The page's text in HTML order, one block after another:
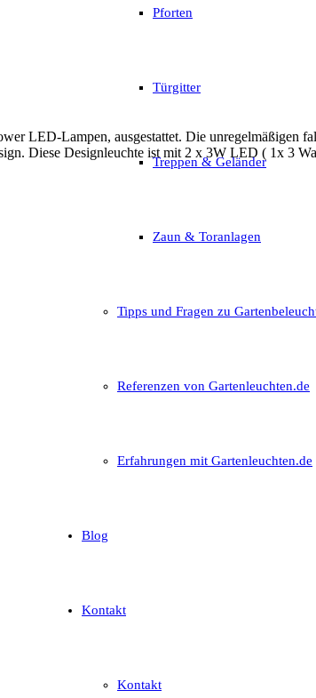
Pforten
Türgitter
Treppen & Geländer
Zaun & Toranlagen
Tipps und Fragen zu
Referenzen von Gartenleuchten.de
Erfahrungen mit Gartenleuchten.de
Blog
Kontakt
Kontakt
LED-Lampen, ausgestattet. Die unregelmäßigen
Diese Designleuchte ist mit 2 x 3W LED ( 1x 3